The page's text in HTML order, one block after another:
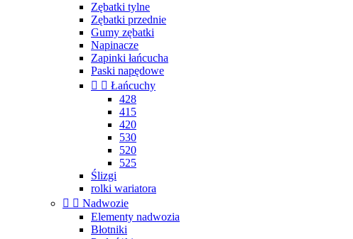
Zębatki tylne
Zębatki przednie
Gumy zębatki
Napinacze
Zapinki łańcucha
Paski napędowe
  Łańcuchy
428
415
420
530
520
525
Ślizgi
rolki wariatora
  Nadwozie
Elementy nadwozia
Błotniki